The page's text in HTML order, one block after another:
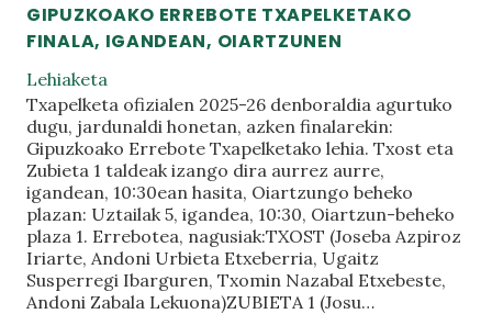
GIPUZKOAKO ERREBOTE TXAPELKETAKO
FINALA, IGANDEAN, OIARTZUNEN
Lehiaketa
Txapelketa ofizialen 2025-26 denboraldia agurtuko
dugu, jardunaldi honetan, azken finalarekin:
Gipuzkoako Errebote Txapelketako lehia. Txost eta
Zubieta 1 taldeak izango dira aurrez aurre,
igandean, 10:30ean hasita, Oiartzungo beheko
plazan: Uztailak 5, igandea, 10:30, Oiartzun-beheko
plaza 1. Errebotea, nagusiak:TXOST (Joseba Azpiroz
Iriarte, Andoni Urbieta Etxeberria, Ugaitz
Susperregi Ibarguren, Txomin Nazabal Etxebeste,
Andoni Zabala Lekuona)ZUBIETA 1 (Josu…